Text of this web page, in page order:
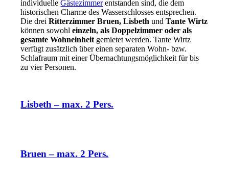
individuelleGästezimmerentstanden sind, die dem
historischen Charme des Wasserschlosses entsprechen.
Die dreiRitterzimmer Bruen, Lisbeth undTante Wirtz
können sowohleinzeln, als Doppelzimmer oder als
gesamte Wohneinheit gemietet werden. Tante Wirtz
verfügt zusätzlich über einen separaten Wohn- bzw.
Schlafraum mit einer Übernachtungsmöglichkeit für bis
zu vier Personen.
Lisbeth – max. 2 Pers.
Bruen – max. 2 Pers.